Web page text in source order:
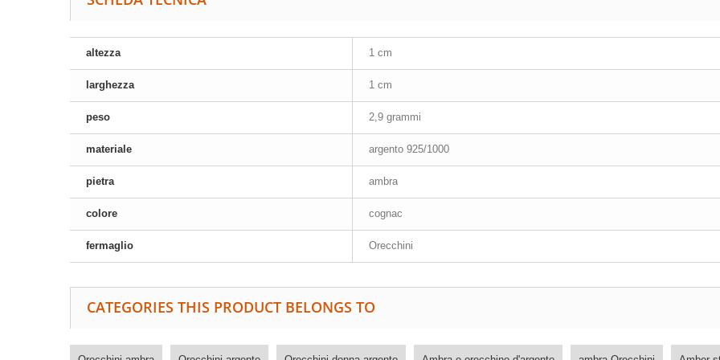
altezza 1 cm
larghezza 1 cm
peso 2,9 grammi
materiale argento 925/1000
pietra ambra
colore cognac
fermaglio Orecchini
CATEGORIES THIS PRODUCT BELONGS TO